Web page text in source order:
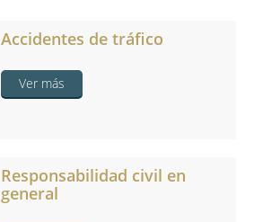
Accidentes de tráfico
Ver más
Responsabilidad civil en
general